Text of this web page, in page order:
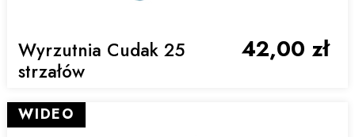
Wyrzutnia Cudak 25
strzałów
42,00 zł
WIDEO